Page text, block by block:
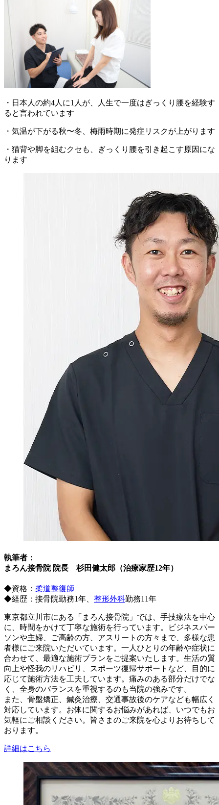
・日本人の約4人に1人が、人生で一度はぎっくり腰を経験す
ると言われています
・気温が下がる秋〜冬、梅雨時期に発症リスクが上がります
・猫背や脚を組むクセも、ぎっくり腰を引き起こす原因にな
ります
執筆者：
まろん接骨院 院長 杉田健太郎（治療家歴12年）
◆資格： 柔道整復師
◆経歴：接骨院勤務1年、 整形外科勤務11年
東京都立川市にある「まろん接骨院」では、手技療法を中心
に、時間をかけて丁寧な施術を行っています。ビジネスパー
ソンや主婦、ご高齢の方、アスリートの方々まで、多様な患
者様にご来院いただいています。一人ひとりの年齢や症状に
合わせて、最適な施術プランをご提案いたします。生活の質
向上や怪我のリハビリ、スポーツ復帰サポートなど、目的に
応じて施術方法を工夫しています。痛みのある部分だけでな
く、全身のバランスを重視するのも当院の強みです。
また、骨盤矯正、鍼灸治療、交通事故後のケアなども幅広く
対応しています。お体に関するお悩みがあれば、いつでもお
気軽にご相談ください。皆さまのご来院を心よりお待ちして
おります。
詳細はこちら